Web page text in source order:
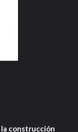
la construcción